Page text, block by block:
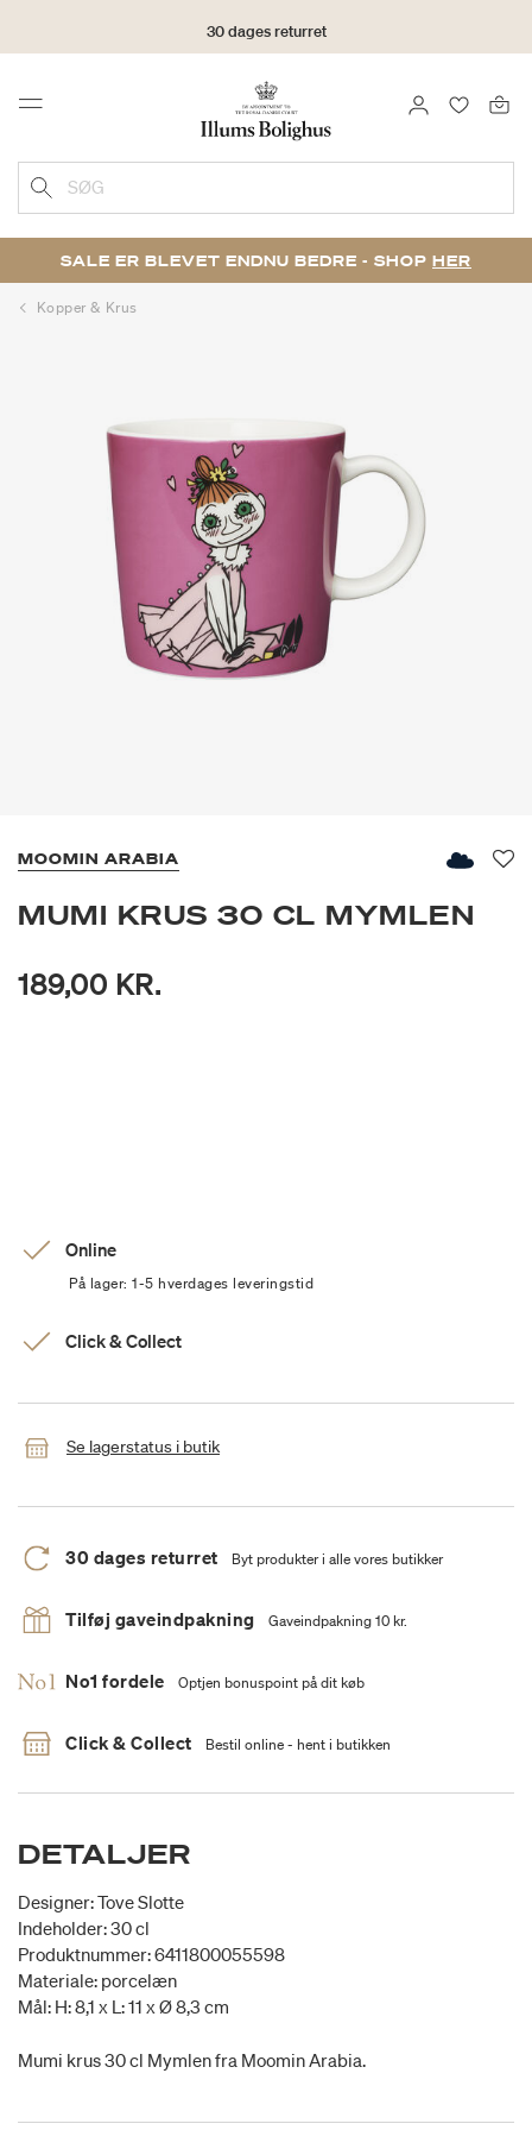
30 dages returret
Menu LOG IND
SØG
SALE ER BLEVET ENDNU BEDRE - SHOP HER
Kopper & Krus
MOOMIN ARABIA
MUMI KRUS 30 CL MYMLEN
189,00 KR.
Online
På lager: 1-5 hverdages leveringstid
Click & Collect
Se lagerstatus i butik
30 dages returret Byt produkter i alle vores butikker
Tilføj gaveindpakning Gaveindpakning 10 kr.
No1 fordele Optjen bonuspoint på dit køb
Click & Collect Bestil online - hent i butikken
DETALJER
Designer: Tove Slotte
Indeholder: 30 cl
Produktnummer: 6411800055598
Materiale: porcelæn
Mål: H: 8,1 x L: 11 x Ø 8,3 cm
Mumi krus 30 cl Mymlen fra Moomin Arabia.